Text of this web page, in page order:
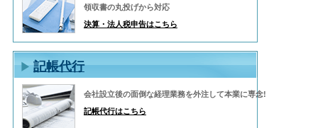
領収書の丸投げから対応
決算・法人税申告はこちら
記帳代行
会社設立後の面倒な経理業務を外注して本業に専念!
記帳代行はこちら